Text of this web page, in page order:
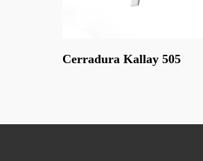
Cerradura Kallay 505